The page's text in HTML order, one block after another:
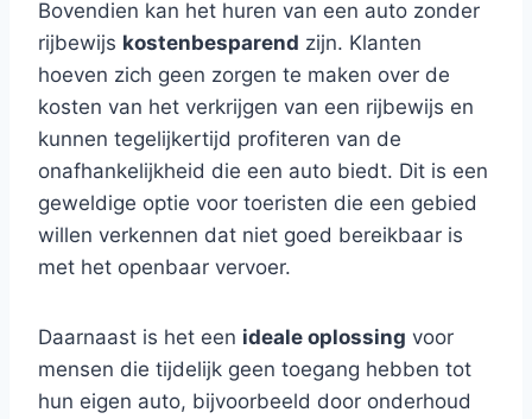
Bovendien kan het huren van een auto zonder
rijbewijs kostenbesparend zijn. Klanten
hoeven zich geen zorgen te maken over de
kosten van het verkrijgen van een rijbewijs en
kunnen tegelijkertijd profiteren van de
onafhankelijkheid die een auto biedt. Dit is een
geweldige optie voor toeristen die een gebied
willen verkennen dat niet goed bereikbaar is
met het openbaar vervoer.
Daarnaast is het een ideale oplossing voor
mensen die tijdelijk geen toegang hebben tot
hun eigen auto, bijvoorbeeld door onderhoud